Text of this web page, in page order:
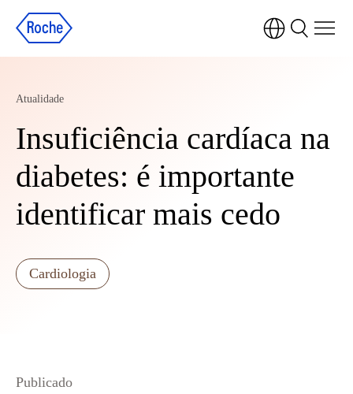
Atualidade
Insuficiência cardíaca na
diabetes: é importante
identificar mais cedo
Cardiologia
Publicado